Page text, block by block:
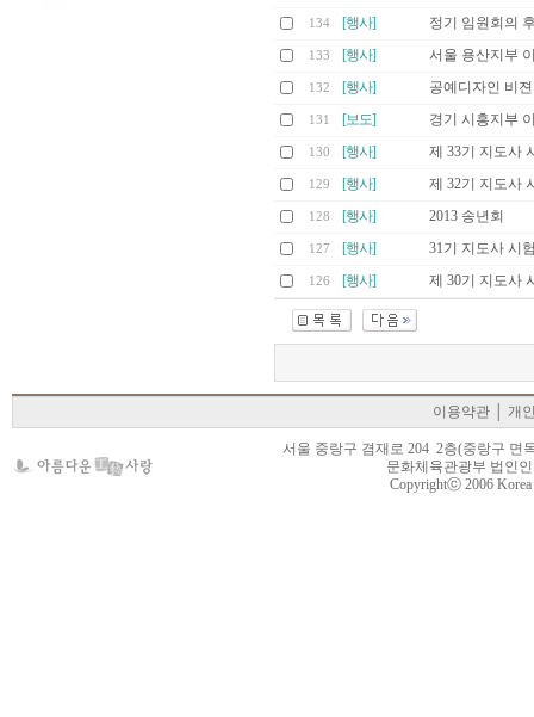
134 [행사] 정기 임원회의
133 [행사] 서울 용산지부
132 [행사] 공예디자인 비
131 [보도] 경기 시흥지부
130 [행사] 제 33기 지도사
129 [행사] 제 32기 지도사
128 [행사] 2013 송년회
127 [행사] 31기 지도사 시
126 [행사] 제 30기 지도사
이용약관 │개
서울 중랑구 겸재로 204 2층(중랑구 면
문화체육관광부 법인
Copyrightⓒ 2006 Korea